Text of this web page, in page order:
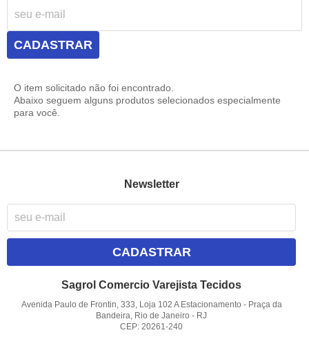
CADASTRAR
O item solicitado não foi encontrado.
Abaixo seguem alguns produtos selecionados especialmente
para você.
Newsletter
CADASTRAR
Sagrol Comercio Varejista Tecidos
Avenida Paulo de Frontin, 333, Loja 102 A Estacionamento - Praça da
Bandeira, Rio de Janeiro - RJ
CEP: 20261-240